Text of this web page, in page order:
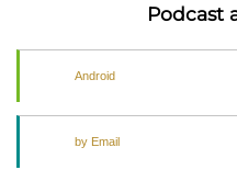
Podcast
Android
by Email